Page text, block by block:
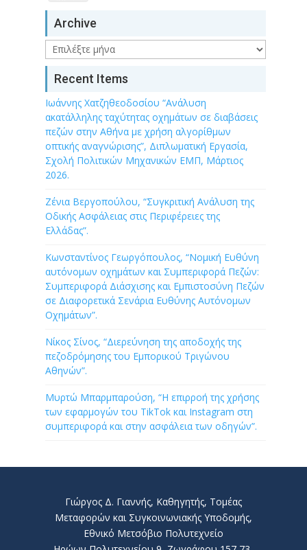
Archive
Archive
Recent Items
Ιωάννης Χατζηθεοδοσίου “Ανάλυση
ακατάλληλης ταχύτητας οχημάτων σε διαβάσεις
πεζών στην Αθήνα με χρήση αλγορίθμων
οπτικής αναγνώρισης”, Διπλωματική Εργασία,
Σχολή Πολιτικών Μηχανικών ΕΜΠ, Μάρτιος
2026.
Ζένια Βεργοπούλου, “Συγκριτική Ανάλυση της
Οδικής Ασφάλειας στις Περιφέρειες της
Ελλάδας”.
Κωνσταντίνος Γεωργόπουλος, “Νομική Ευθύνη
αυτόνομων οχημάτων και Συμπεριφορά Πεζών:
Συμπεριφορά Διάσχισης και Εμπιστοσύνη Πεζών
σε Διαφορετικά Σενάρια Ευθύνης Αυτόνομων
Οχημάτων”.
Νίκος Σίνος, “Διερεύνηση της αποδοχής της
πεζοδρόμησης του Εμπορικού Τριγώνου
Αθηνών”.
Μυρτώ Μπαρμπαρούση, “Η επιρροή της χρήσης
των εφαρμογών του TikTok και Instagram στη
συμπεριφορά και στην ασφάλεια των οδηγών”.
Γιώργος Δ. Γιαννής, Καθηγητής, Τομέας
Μεταφορών και Συγκοινωνιακής Υποδομής,
Εθνικό Μετσόβιο Πολυτεχνείο